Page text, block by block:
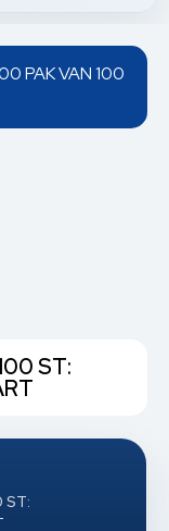
PAK VAN 100
ST:
ST: